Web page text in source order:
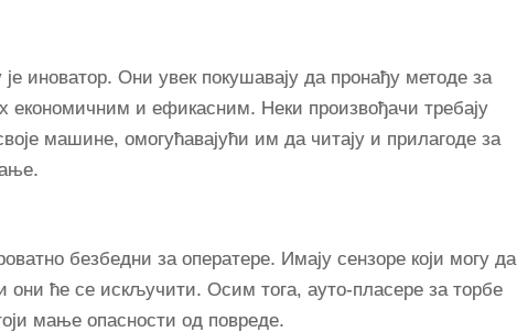
иноватор. Они увек покушавају да пронађу методе за
и ефикасним. Неки произвођачи требају
машине, омогућавајући им да читају и прилагоде за
безбедни за оператере. Имају сензоре који могу да
они ће се искључити. Осим тога, ауто-пласере за торбе
мање опасности од повреде.